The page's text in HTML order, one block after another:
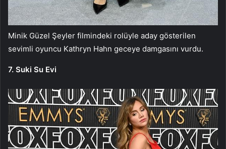
Minik Güzel Şeyler filmindeki rolüyle aday gösterilen
sevimli oyuncu Kathryn Hahn geceye damgasını vurdu.
7. Suki Su Evi